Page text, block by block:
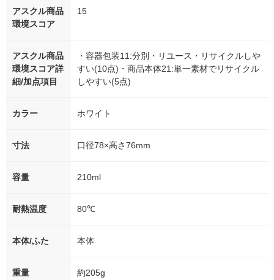
アスクル商品
環境スコア
15
アスクル商品
環境スコア詳
細/加点項目
・容器包装11:分別・リユース・リサイクルしや
すい(10点)・商品本体21:単一素材でリサイクル
しやすい(5点)
カラー ホワイト
寸法 口径78×高さ76mm
容量 210ml
耐熱温度 80℃
本体/ふた 本体
重量 約205g